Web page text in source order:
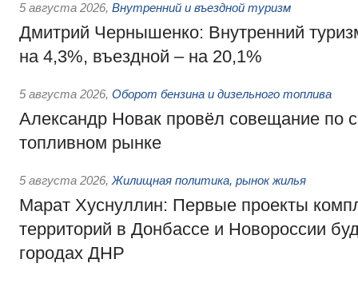
5 августа 2026, Внутренний и въездной туризм
Дмитрий Чернышенко: Внутренний
на 4,3%, въездной – на 20,1%
5 августа 2026, Оборот бензина и дизельного топлива
Александр Новак провёл совещание по
топливном рынке
5 августа 2026, Жилищная политика, рынок жилья
Марат Хуснуллин: Первые проекты
территорий в Донбассе и Новороссии
городах ДНР